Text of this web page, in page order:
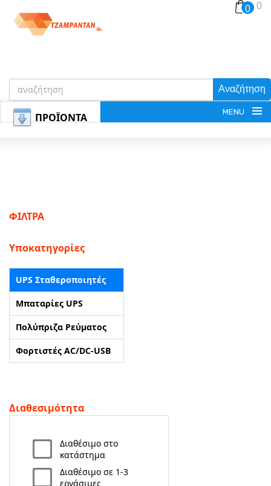
Αναζήτηση
0 0
ΠΡΟΪΟΝΤΑ MENU
ΑΡΧΙΚΗ
ΠΟΙΟΙ ΕΙΜΑΣΤΕ
SERVICE
ΦΙΛΤΡΑ
Υποκατηγορίες
UPS Σταθεροποιητές
Μπαταρίες UPS
Πολύπριζα Ρεύματος
Φορτιστές AC/DC-USB
Διαθεσιμότητα
Διαθέσιμο στο
κατάστημα
Διαθέσιμο σε 1-3
εργάσιμες